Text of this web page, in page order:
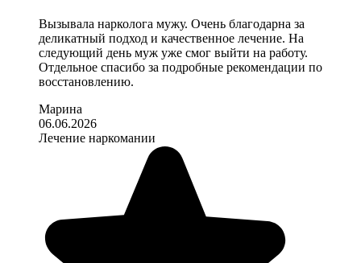
Вызывала нарколога мужу. Очень благодарна за
деликатный подход и качественное лечение. На
следующий день муж уже смог выйти на работу.
Отдельное спасибо за подробные рекомендации по
восстановлению.
Марина
06.06.2026
Лечение наркомании